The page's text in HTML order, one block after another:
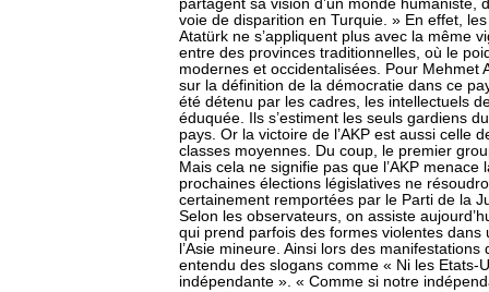
partagent sa vision d’un monde
voie de disparition en Turquie. » En effet,
Atatürk ne s’appliquent plus avec la même
entre des provinces traditionnelles, où le
modernes et occidentalisées. Pour Mehmet
sur la définition de la démocratie dans ce
été détenu par les cadres, les intellectuels
éduquée. Ils s’estiment les seuls gardiens
pays. Or la victoire de l’AKP est aussi celle
classes moyennes. Du coup, le premier
Mais cela ne signifie pas que l’AKP
prochaines élections législatives ne
certainement remportées par le Parti de la
Selon les observateurs, on assiste
qui prend parfois des formes violentes dans
l’Asie mineure. Ainsi lors des
entendu des slogans comme « Ni les Etats-
indépendante ». « Comme si notre